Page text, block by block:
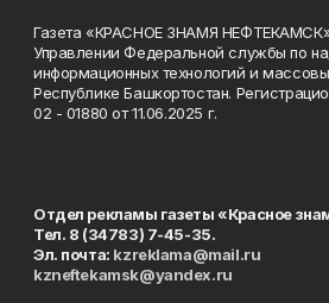
Газета «КРАСНОЕ ЗНАМЯ НЕФТЕКАМСК»
Управлении Федеральной службы по
информационных технологий и
Республике Башкортостан.
02 - 01880 от 11.06.2025 г.
Отдел рекламы газеты «Красное
Тел. 8 (34783) 7-45-35.
Эл. почта: kzreklama@mail.ru
kzneftekamsk@yandex.ru